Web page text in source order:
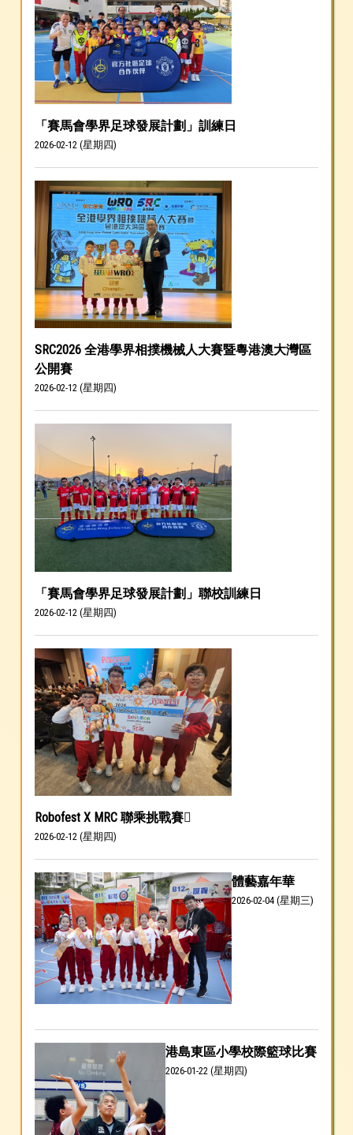
「賽馬會學界足球發展計劃」訓練日
2026-02-12 (星期四)
SRC2026 全港學界相撲機械人大賽暨粵港澳大灣區
公開賽
2026-02-12 (星期四)
「賽馬會學界足球發展計劃」聯校訓練日
2026-02-12 (星期四)
Robofest X MRC 聯乘挑戰賽
2026-02-12 (星期四)
體藝嘉年華
2026-02-04 (星期三)
港島東區小學校際籃球比賽
2026-01-22 (星期四)